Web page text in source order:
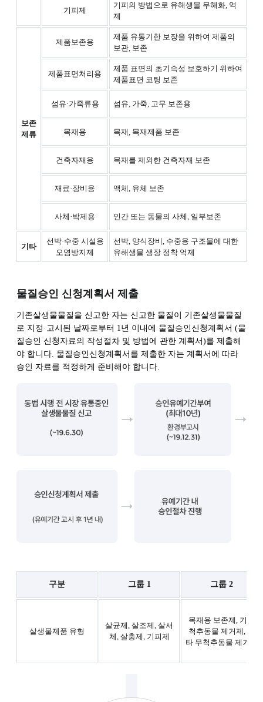
기피제
기피의 방법으로 유해생물 무해화, 억
제
보존
제류
제품보존용
제품 유통기한 보장을 위하여 제품의
보관, 보존
제품표면처리용
제품 표면의 초기속성 보호하기 위하여
제품표면 코팅 보존
섬유·가죽류용 섬유, 가죽, 고무 보존용
목재용 목재, 목재제품 보존
건축자재용 목재를 제외한 건축자재 보존
재료·장비용 액체, 유체 보존
사체·박제용 인간 또는 동물의 사체, 일부보존
기타
선박·수중 시설용
오염방지제
선박, 양식장비, 수중용 구조물에 대한
유해생물 생장 정착 억제
물질승인 신청계획서 제출
기존살생물물질을 신고한 자는 신고한 물질이 기존살생물물질
로 지정·고시된 날짜로부터 1년 이내에 물질승인신청계획서 (물
질승인 신청자료의 작성절차 및 방법에 관한 계획서)를 제출해
야 합니다. 물질승인신청계획서를 제출한 자는 계획서에 따라
승인 자료를 적정하게 준비해야 합니다.
구분 그룹 1 그룹 2
살생물제품 유형
살균제, 살조제, 살서
체, 살충제, 기피제
목재용 보존제, 기타
척추동물 제거제, 기
타 무척추동물 제거제